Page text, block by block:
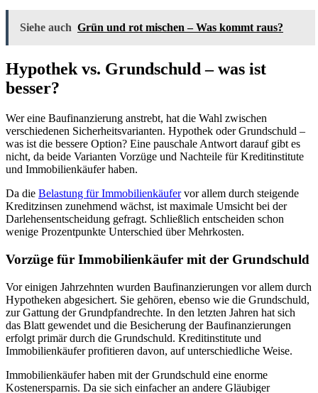
Siehe auch Grün und rot mischen – Was kommt raus?
Hypothek vs. Grundschuld – was ist
besser?
Wer eine Baufinanzierung anstrebt, hat die Wahl zwischen
verschiedenen Sicherheitsvarianten. Hypothek oder Grundschuld –
was ist die bessere Option? Eine pauschale Antwort darauf gibt es
nicht, da beide Varianten Vorzüge und Nachteile für Kreditinstitute
und Immobilienkäufer haben.
Da die Belastung für Immobilienkäufervor allem durch steigende
Kreditzinsen zunehmend wächst, ist maximale Umsicht bei der
Darlehensentscheidung gefragt. Schließlich entscheiden schon
wenige Prozentpunkte Unterschied über Mehrkosten.
Vorzüge für Immobilienkäufer mit der Grundschuld
Vor einigen Jahrzehnten wurden Baufinanzierungen vor allem durch
Hypotheken abgesichert. Sie gehören, ebenso wie die Grundschuld,
zur Gattung der Grundpfandrechte. In den letzten Jahren hat sich
das Blatt gewendet und die Besicherung der Baufinanzierungen
erfolgt primär durch die Grundschuld. Kreditinstitute und
Immobilienkäufer profitieren davon, auf unterschiedliche Weise.
Immobilienkäufer haben mit der Grundschuld eine enorme
Kostenersparnis. Da sie sich einfacher an andere Gläubiger